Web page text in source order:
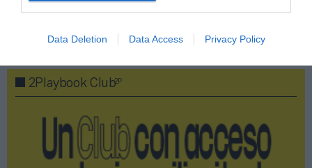
Data Deletion Data Access Privacy Policy
Publicidad
2Playbook Club2P